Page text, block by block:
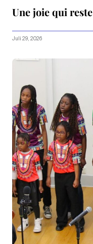
Une joie qui reste
Juli 29, 2026